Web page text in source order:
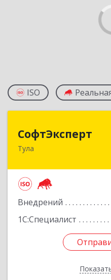
ISO
СофтЭксперт
Тула
Внедрений
1С:Специалист
300013, Тульская обл,